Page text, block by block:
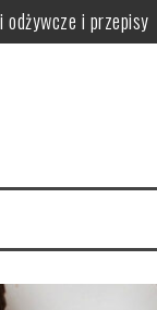
odżywcze i przepisy
przeciwwskazania
najlepszy dla
i korzyści